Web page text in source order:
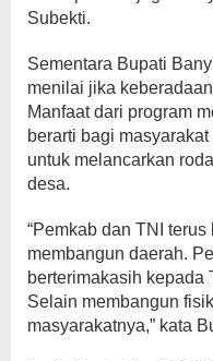
Subekti.
Sementara Bupati
menilai jika
Manfaat dari program
berarti bagi
untuk melancarkan
desa.
“Pemkab dan TNI
membangun daerah.
berterimakasih kepada
Selain membangun
masyarakatnya,” kata